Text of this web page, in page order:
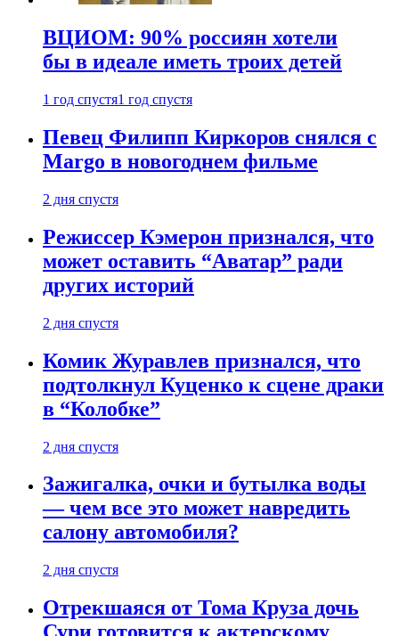
ВЦИОМ: 90% россиян хотели
бы в идеале иметь троих детей
1 год спустя1 год спустя
Певец Филипп Киркоров снялся с
Margo в новогоднем фильме
2 дня спустя
Режиссер Кэмерон признался, что
может оставить “Аватар” ради
других историй
2 дня спустя
Комик Журавлев признался, что
подтолкнул Куценко к сцене драки
в “Колобке”
2 дня спустя
Зажигалка, очки и бутылка воды
— чем все это может навредить
салону автомобиля?
2 дня спустя
Отрекшаяся от Тома Круза дочь